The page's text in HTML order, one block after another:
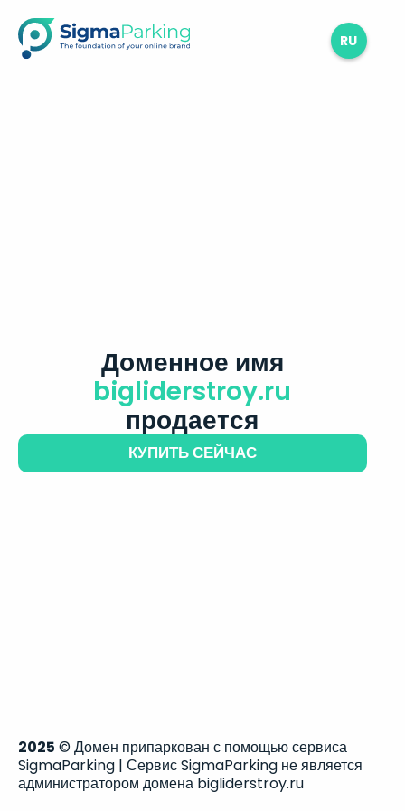
RU
Доменное имя
bigliderstroy.ru
продается
КУПИТЬ СЕЙЧАС
2025 © Домен припаркован с помощью сервиса
SigmaParking | Сервис SigmaParking не является
администратором домена bigliderstroy.ru